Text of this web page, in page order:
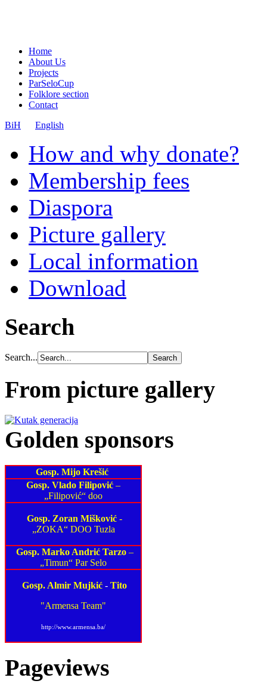
Home
About Us
Projects
ParSeloCup
Folklore section
Contact
BiH
English
How and why donate?
Membership fees
Diaspora
Picture gallery
Local information
Download
Search
Search...
From picture gallery
Golden sponsors
Gosp. Mijo Krešić
Gosp. Vlado Filipović –
„Filipović“ doo
Gosp. Zoran Mišković -
„ZOKA“ DOO Tuzla
Gosp. Marko Andrić Tarzo–
„Timun“ Par Selo
Gosp. Almir Mujkić - Tito
"Armensa Team"
http://www.armensa.ba/
Pageviews